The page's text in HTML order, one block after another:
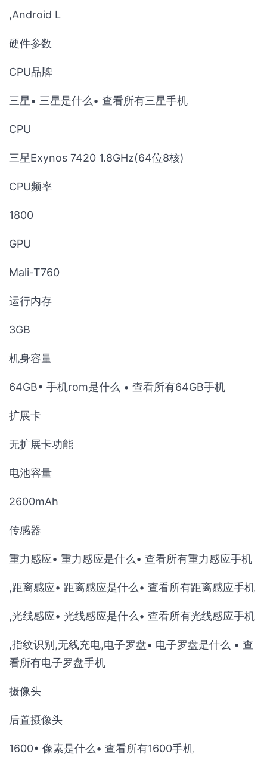
,Android L
硬件参数
CPU品牌
三星• 三星是什么• 查看所有三星手机
CPU
三星Exynos 7420 1.8GHz(64位8核)
CPU频率
1800
GPU
Mali-T760
运行内存
3GB
机身容量
64GB• 手机rom是什么 • 查看所有64GB手机
扩展卡
无扩展卡功能
电池容量
2600mAh
传感器
重力感应• 重力感应是什么• 查看所有重力感应手机
,距离感应• 距离感应是什么• 查看所有距离感应手机
,光线感应• 光线感应是什么• 查看所有光线感应手机
,指纹识别,无线充电,电子罗盘• 电子罗盘是什么 • 查
看所有电子罗盘手机
摄像头
后置摄像头
1600• 像素是什么• 查看所有1600手机